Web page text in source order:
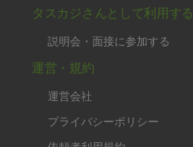
タスカジさんとして利用する
説明会・面接に参加する
運営・規約
運営会社
プライバシーポリシー